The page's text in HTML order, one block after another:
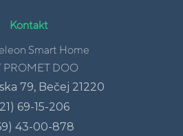
Kontakt
Smart Home
PROMET DOO
79, Bečej 21220
69-15-206
43-00-878